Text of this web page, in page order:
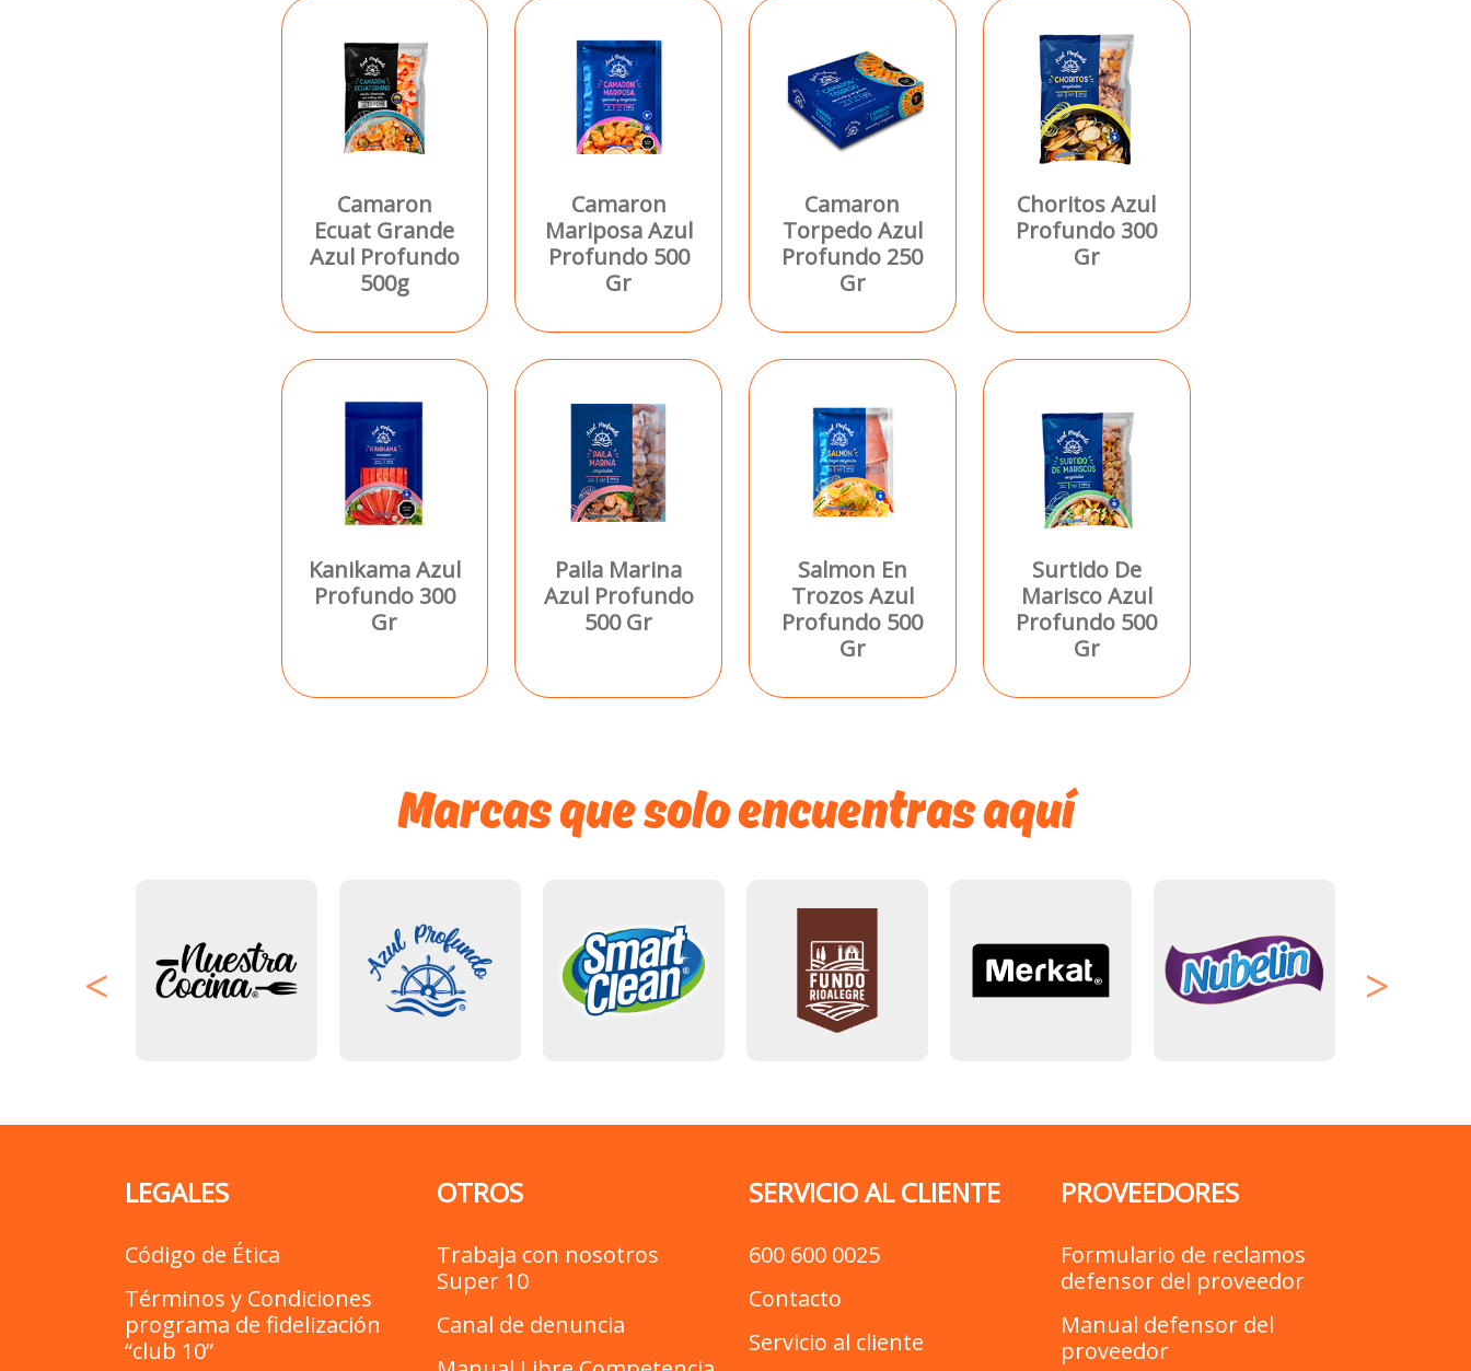
Camaron
Ecuat Grande
Azul Profundo
500g
Camaron
Mariposa Azul
Profundo 500
Gr
Camaron
Torpedo Azul
Profundo 250
Gr
Choritos Azul
Profundo 300
Gr
Kanikama Azul
Profundo 300
Gr
Paila Marina
Azul Profundo
500 Gr
Salmon En
Trozos Azul
Profundo 500
Gr
Surtido De
Marisco Azul
Profundo 500
Gr
Marcas que solo encuentras aquí
LEGALES
Código de Ética
Términos y Condiciones
programa de fidelización
“club 10”
OTROS
Trabaja con nosotros
Super 10
Canal de denuncia
SERVICIO AL CLIENTE
600 600 0025
Contacto
Servicio al cliente
PROVEEDORES
Formulario de reclamos
defensor del proveedor
Manual defensor del
proveedor